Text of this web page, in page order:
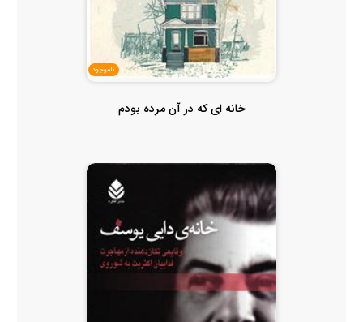
ناموجود
خانه ای که در آن مرده بودم